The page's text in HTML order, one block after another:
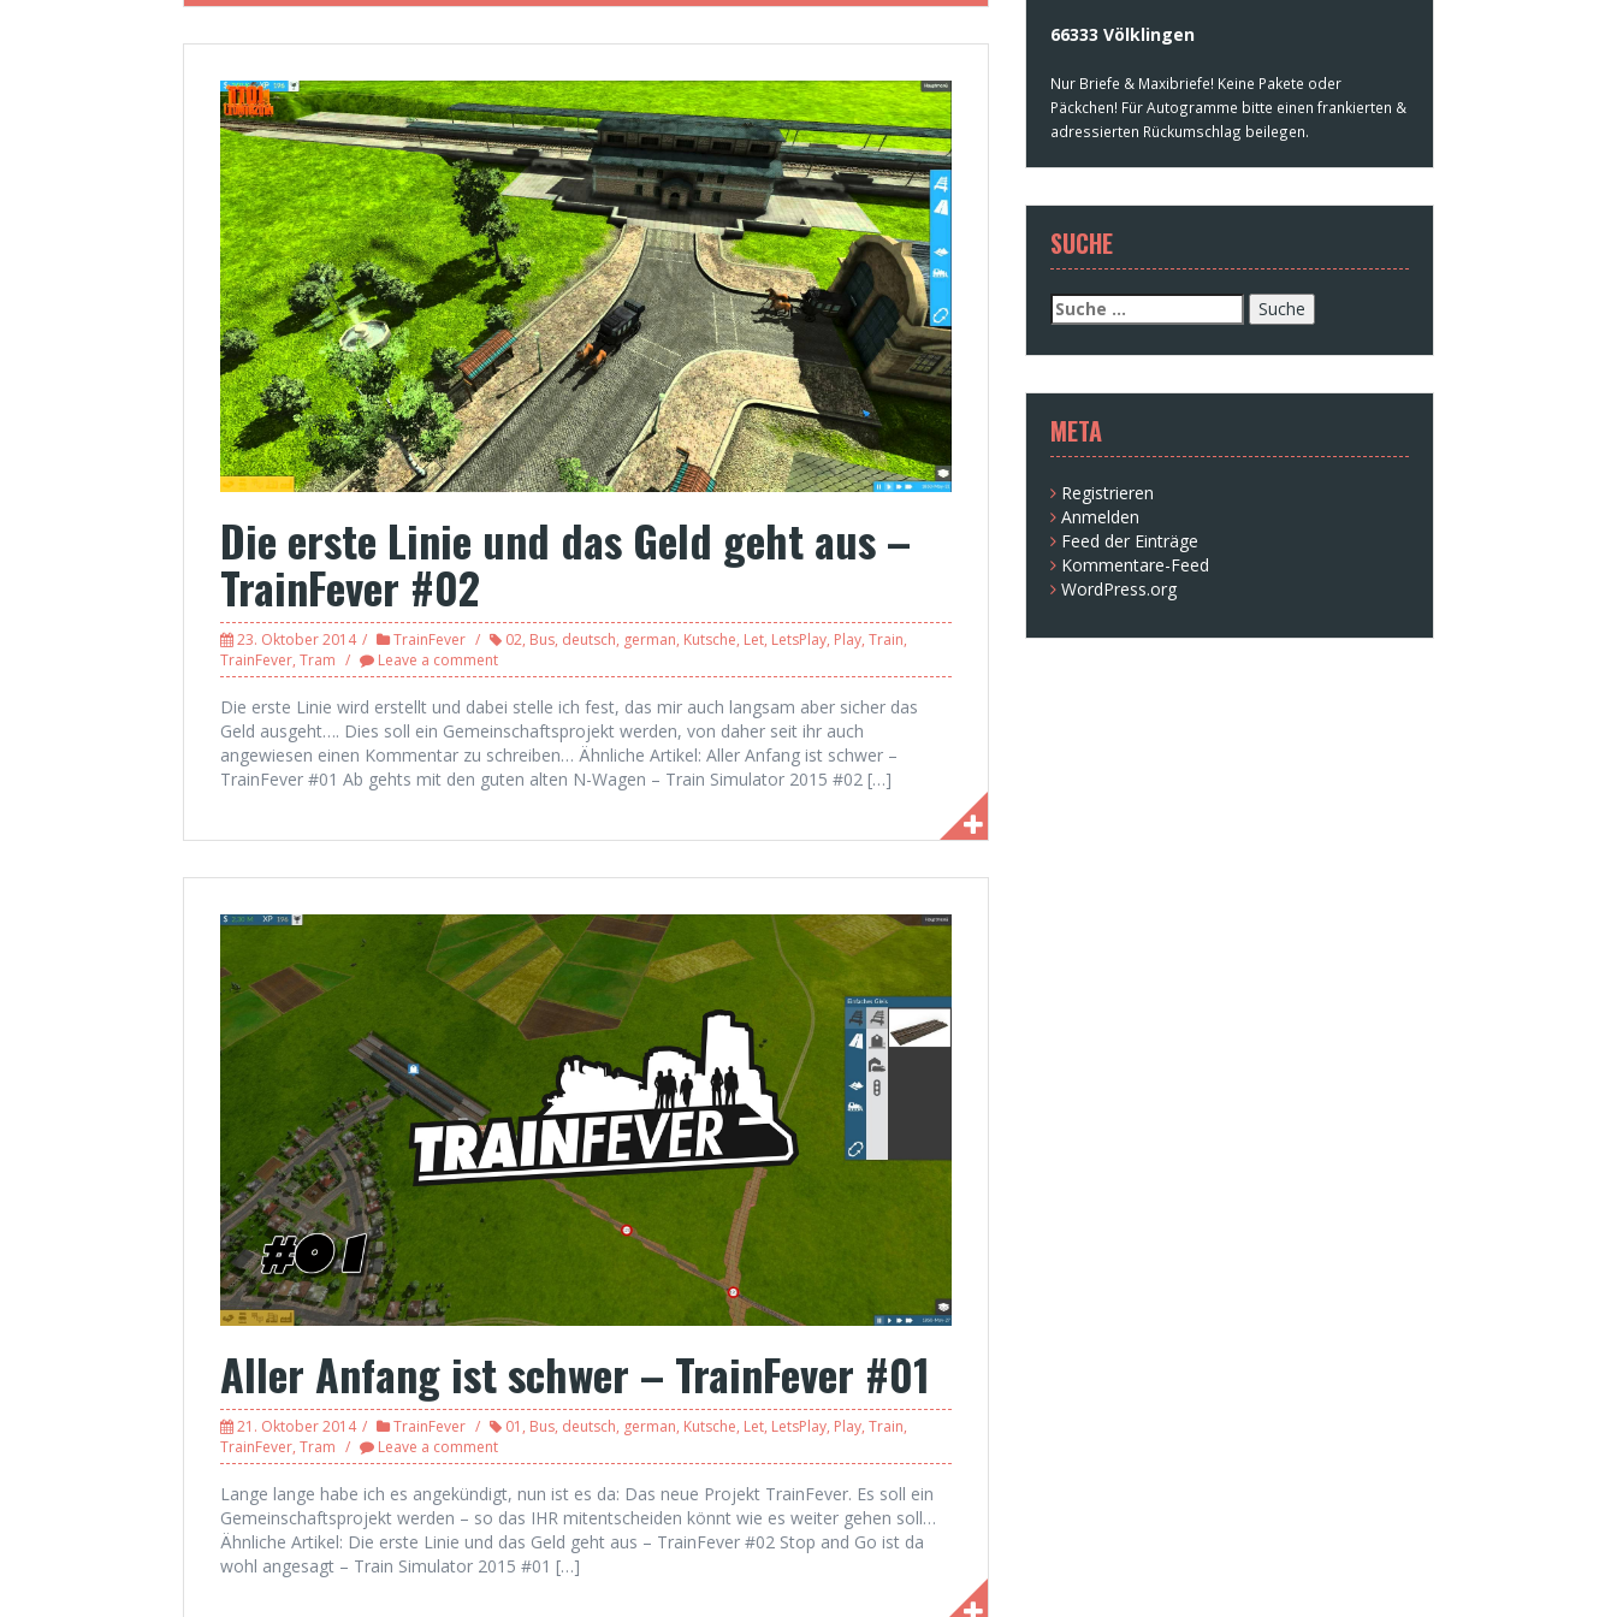
Die erste Linie und das Geld geht aus –
TrainFever #02
23. Oktober 2014 TrainFever 02, Bus, deutsch, german, Kutsche, Let, LetsPlay, Play, Train,
TrainFever, Tram Leave a comment
Die erste Linie wird erstellt und dabei stelle ich fest, das mir auch langsam aber sicher das
Geld ausgeht…. Dies soll ein Gemeinschaftsprojekt werden, von daher seit ihr auch
angewiesen einen Kommentar zu schreiben… Ähnliche Artikel: Aller Anfang ist schwer –
TrainFever #01 Ab gehts mit den guten alten N-Wagen – Train Simulator 2015 #02 […]
Aller Anfang ist schwer – TrainFever #01
21. Oktober 2014 TrainFever 01 , Bus, deutsch, german, Kutsche, Let, LetsPlay, Play, Train,
TrainFever, Tram Leave a comment
Lange lange habe ich es angekündigt, nun ist es da: Das neue Projekt TrainFever. Es soll ein
Gemeinschaftsprojekt werden – so das IHR mitentscheiden könnt wie es weiter gehen soll…
Ähnliche Artikel: Die erste Linie und das Geld geht aus – TrainFever #02 Stop and Go ist da
wohl angesagt – Train Simulator 2015 #01 […]
66333 Völklingen
Nur Briefe & Maxibriefe! Keine Pakete oder
Päckchen! Für Autogramme bitte einen frankierten &
adressierten Rückumschlag beilegen.
SUCHE
Suche
nach:
META
Registrieren
Anmelden
Feed der Einträge
Kommentare-Feed
WordPress.org